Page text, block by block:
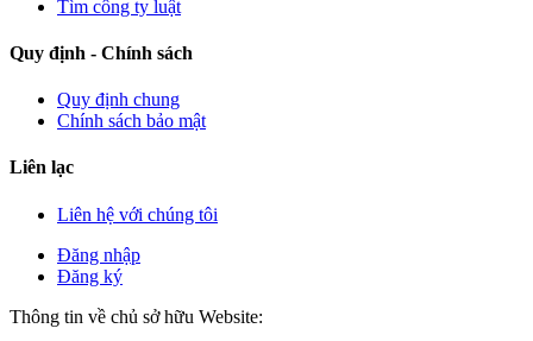
Tìm công ty luật
Quy định - Chính sách
Quy định chung
Chính sách bảo mật
Liên lạc
Liên hệ với chúng tôi
Đăng nhập
Đăng ký
Thông tin về chủ sở hữu Website: